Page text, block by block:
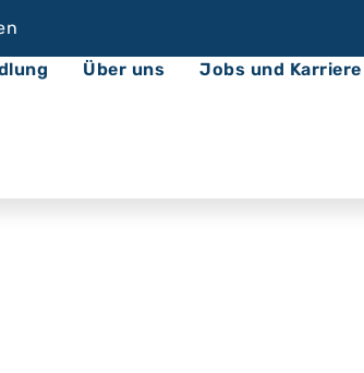
Über uns Jobs und Karriere